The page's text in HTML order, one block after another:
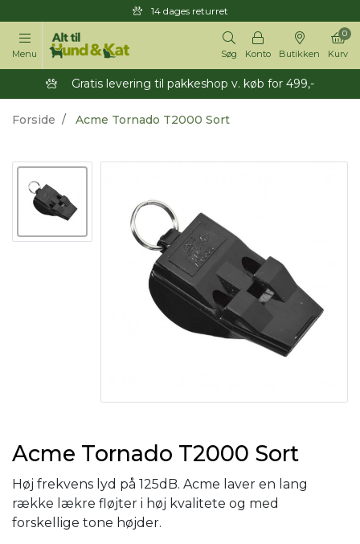
14 dages returret
Menu Søg Konto Butikken Kurv
0
Gratis levering til pakkeshop v. køb for 499,-
Forside Acme Tornado T2000 Sort
Acme Tornado T2000 Sort
Høj frekvens lyd på 125dB. Acme laver en lang
række lækre fløjter i høj kvalitete og med
forskellige tone højder.